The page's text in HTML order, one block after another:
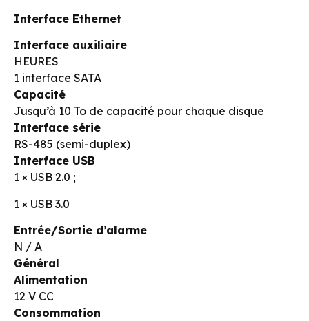
Interface Ethernet
Interface auxiliaire
HEURES
1 interface SATA
Capacité
Jusqu’à 10 To de capacité pour chaque disque
Interface série
RS-485 (semi-duplex)
Interface USB
1 × USB 2.0 ;
1 × USB 3.0
Entrée/Sortie d’alarme
N / A
Général
Alimentation
12 V CC
Consommation